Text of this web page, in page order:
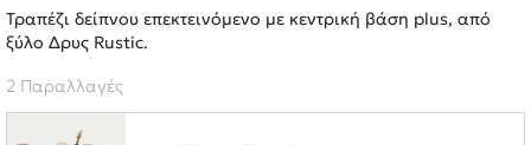
Τραπέζι δείπνου επεκτεινόμενο με κεντρική βάση plus, από
ξύλο Δρυς Rustic.
2 Παραλλαγές